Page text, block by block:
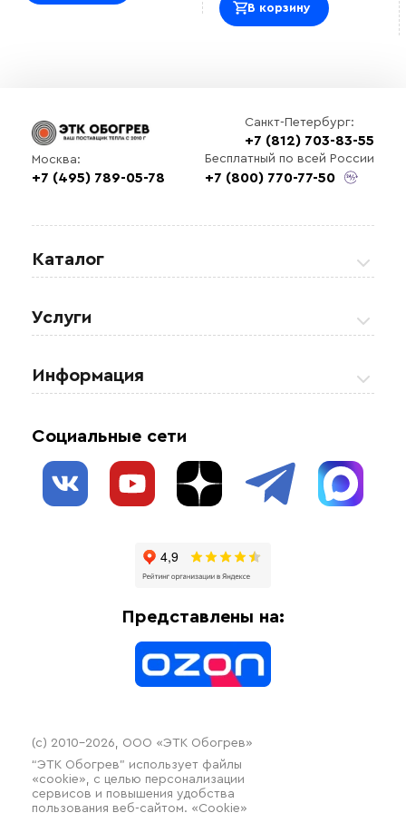
В корзину
Санкт-Петербург:
+7 (812) 703-83-55
Москва:
+7 (495) 789-05-78
Бесплатный по всей России
+7 (800) 770-77-50
Каталог
Регулирующая аппаратура
Взрывозащищенное оборудование
Системы защиты от протечки
Отопительное оборудование
Услуги
Обогрев резервуаров
Обогрев трубопроводов
Информация
Блог
Социальные сети
Представлены на:
(c) 2010–2026, ООО «ЭТК Обогрев»
“ЭТК Обогрев” использует файлы
«cookie», с целью персонализации
сервисов и повышения удобства
пользования веб-сайтом. «Cookie»